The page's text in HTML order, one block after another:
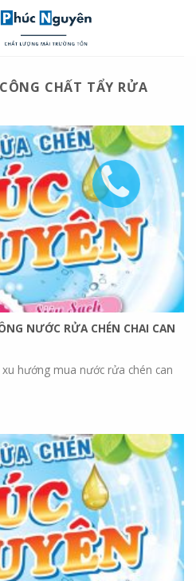
CHẤT TẨY RỬA
NƯỚC RỬA CHÉN CHAI CAN
mua nước rửa chén can